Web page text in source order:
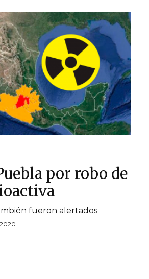
por robo de
fueron alertados